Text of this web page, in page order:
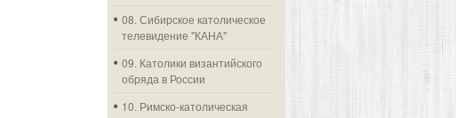
08. Сибирское католическое
телевидение "КАНА"
09. Католики византийского
обряда в России
10. Римско-католическая